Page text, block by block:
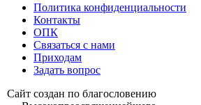
Политика конфиденциальности
Контакты
ОПК
Связаться с нами
Приходам
Задать вопрос
Сайт со­здан по бла­го­сло­ве­нию